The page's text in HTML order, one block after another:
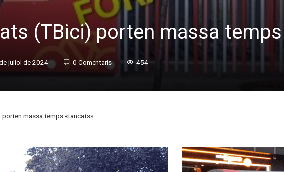
(TBici) porten massa
juliol de 2024 0 Comentaris 454
porten massa temps «tancats»